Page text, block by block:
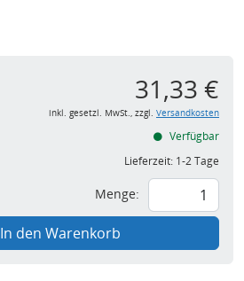
31,33 €
inkl. gesetzl. MwSt., zzgl. Versandkosten
Verfügbar
Lieferzeit: 1-2 Tage
Menge:
In den Warenkorb